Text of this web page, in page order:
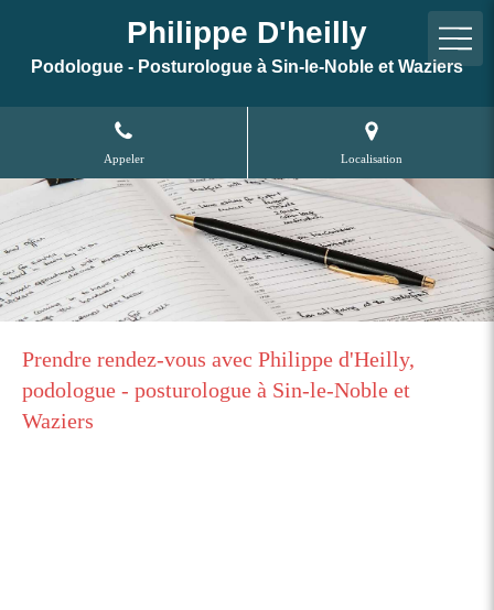
Philippe D'heilly
Podologue - Posturologue à Sin-le-Noble et Waziers
Appeler Localisation
Prendre rendez-vous avec Philippe d'Heilly,
podologue - posturologue à Sin-le-Noble et
Waziers